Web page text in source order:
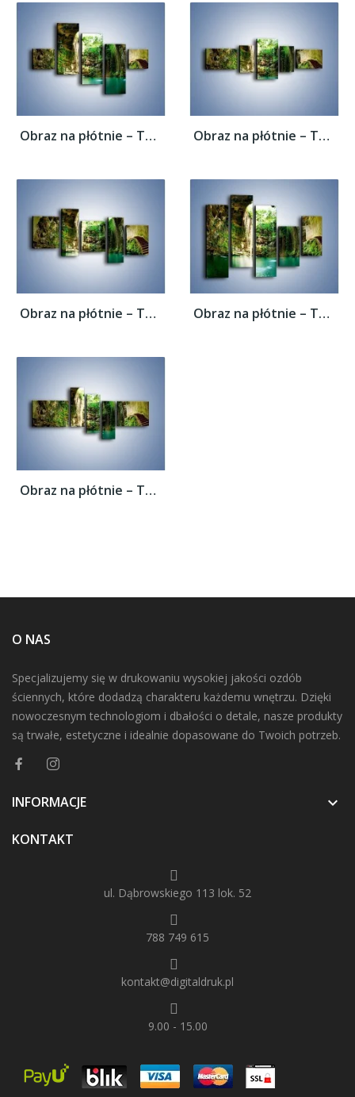
Obraz na płótnie – Tunel z wodnym oczkiem... Obraz na płótnie – Tunel z wodnym oczkiem...
Obraz na płótnie – Tunel z wodnym oczkiem... Obraz na płótnie – Tunel z wodnym oczkiem...
Obraz na płótnie – Tunel z wodnym oczkiem...
O NAS
Specjalizujemy się w drukowaniu wysokiej jakości ozdób
ściennych, które dodadzą charakteru każdemu wnętrzu. Dzięki
nowoczesnym technologiom i dbałości o detale, nasze produkty
są trwałe, estetyczne i idealnie dopasowane do Twoich potrzeb.
INFORMACJE 
KONTAKT
ul. Dąbrowskiego 113 lok. 52
788 749 615
kontakt@digitaldruk.pl
9.00 - 15.00